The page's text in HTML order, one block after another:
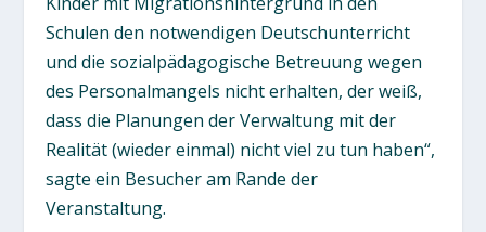
Schulen den notwendigen Deutschunterricht
und die sozialpädagogische Betreuung wegen
des Personalmangels nicht erhalten, der weiß,
dass die Planungen der Verwaltung mit der
Realität (wieder einmal) nicht viel zu tun haben“,
sagte ein Besucher am Rande der
Veranstaltung.